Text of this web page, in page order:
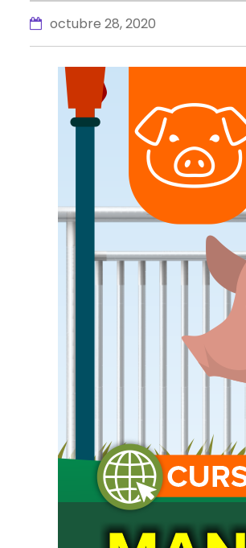
octubre 28, 2020